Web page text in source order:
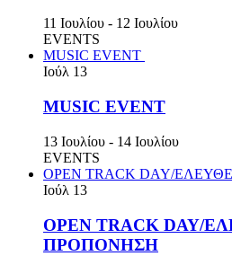
11 Ιουλίου - 12 Ιουλίου
EVENTS
MUSIC EVENT
Ιούλ 13
MUSIC EVENT
13 Ιουλίου - 14 Ιουλίου
EVENTS
OPEN TRACK DAY/
Ιούλ 13
OPEN TRACK DAY/
ΠΡΟΠΟΝΗΣΗ